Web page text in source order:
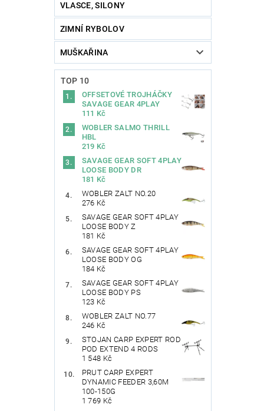
VLASCE, SILONY
ZIMNÍ RYBOLOV
MUŠKAŘINA
TOP 10
OFFSETOVÉ TROJHÁČKY
SAVAGE GEAR 4PLAY
111 Kč
WOBLER SALMO THRILL
HBL
219 Kč
SAVAGE GEAR SOFT 4PLAY
LOOSE BODY DR
181 Kč
WOBLER ZALT NO.20
276 Kč
SAVAGE GEAR SOFT 4PLAY
LOOSE BODY Z
181 Kč
SAVAGE GEAR SOFT 4PLAY
LOOSE BODY OG
184 Kč
SAVAGE GEAR SOFT 4PLAY
LOOSE BODY PS
123 Kč
WOBLER ZALT NO.77
246 Kč
STOJAN CARP EXPERT ROD
POD EXTEND 4 RODS
1 548 Kč
PRUT CARP EXPERT
DYNAMIC FEEDER 3,60M
100-150G
1 769 Kč